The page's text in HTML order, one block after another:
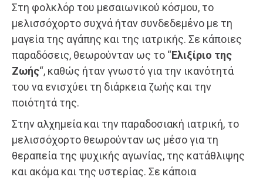
Στη φολκλόρ του μεσαιωνικού κόσμου, το
μελισσόχορτο συχνά ήταν συνδεδεμένο με τη
μαγεία της αγάπης και της ιατρικής. Σε κάποιες
παραδόσεις, θεωρούνταν ως το “Ελιξίριο της
Ζωής“, καθώς ήταν γνωστό για την ικανότητά
του να ενισχύει τη διάρκεια ζωής και την
ποιότητά της.
Στην αλχημεία και την παραδοσιακή ιατρική, το
μελισσόχορτο θεωρούνταν ως μέσο για τη
θεραπεία της ψυχικής αγωνίας, της κατάθλιψης
και ακόμα και της υστερίας. Σε κάποια